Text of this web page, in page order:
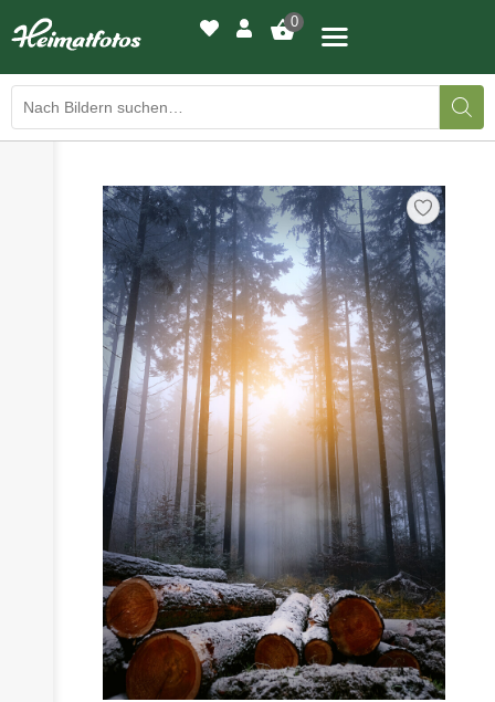
0
BILDERGALERIE
DRUCKQUALITÄTEN
LED-LEUCHTBILDER
WIR DRUCKEN IHR BILD
AUSSTELLUNGEN
HEIMATLICHTER
KONTAKT